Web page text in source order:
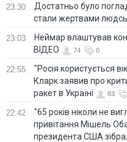
23:30
Достатньо було
стали жертвами
23:03
Неймар влаштував
ВІДЕО
74 0
22:55
"Росія користується
Кларк заявив про
ракет в Україні
83
22:42
"65 років ніколи не
привітання Мішель
президента США